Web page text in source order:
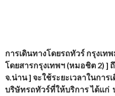
การเดินทางโดยรถทัวร์ กรุงเท
โดยสารกรุงเทพฯ (หมอชิต 2) ]
จ.น่าน ] จะใช้ระยะเวลาในกา
บริษัทรถทัวร์ที่ให้บริการได้แก่